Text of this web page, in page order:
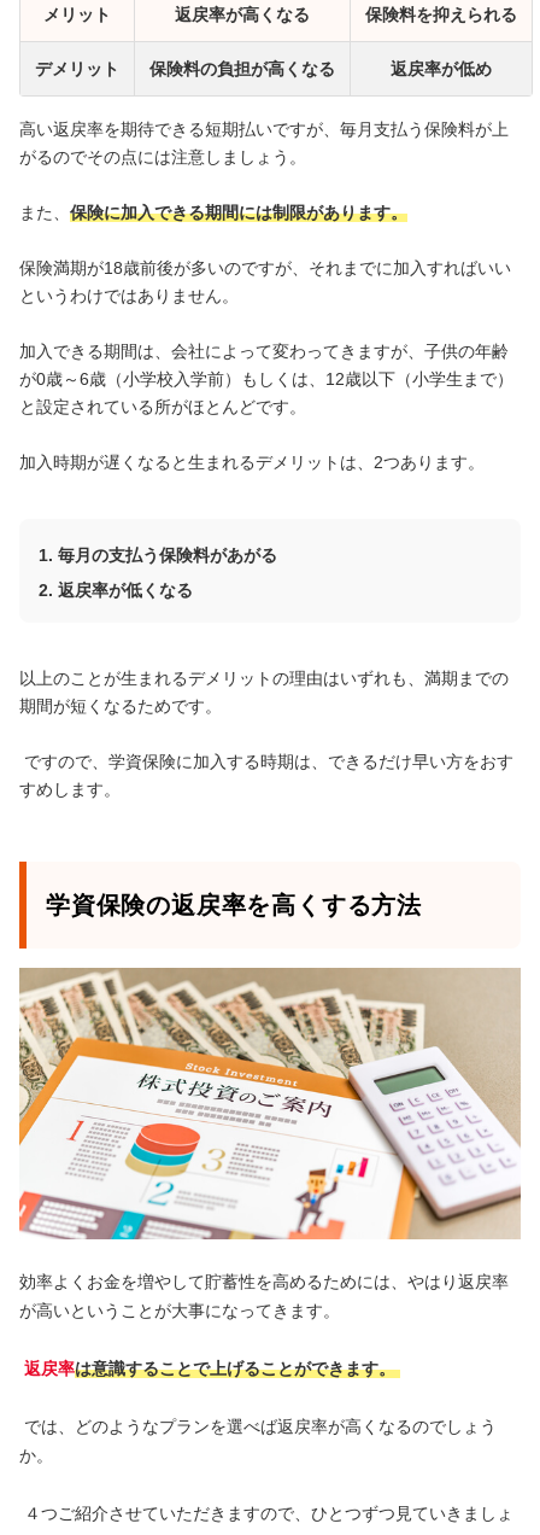
メリット 返戻率が高くなる 保険料を抑えられる
デメリット 保険料の負担が高くなる 返戻率が低め
高い返戻率を期待できる短期払いですが、毎月支払う保険料が上
がるのでその点には注意しましょう。
また、 保険に加入できる期間には制限があります。
保険満期が18歳前後が多いのですが、それまでに加入すればいい
というわけではありません。
加入できる期間は、会社によって変わってきますが、子供の年齢
が0歳～6歳（小学校入学前）もしくは、12歳以下（小学生まで）
と設定されている所がほとんどです。
加入時期が遅くなると生まれるデメリットは、2つあります。
毎月の支払う保険料があがる
返戻率が低くなる
以上のことが生まれるデメリットの理由はいずれも、満期までの
期間が短くなるためです。
ですので、学資保険に加入する時期は、できるだけ早い方をおす
すめします。
学資保険の返戻率を高くする方法
効率よくお金を増やして貯蓄性を高めるためには、やはり返戻率
が高いということが大事になってきます。
返戻率は意識することで上げることができます。
では、どのようなプランを選べば返戻率が高くなるのでしょう
か。
４つご紹介させていただきますので、ひとつずつ見ていきましょ